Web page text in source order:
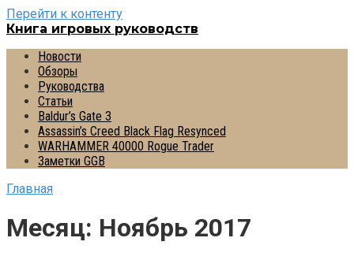
Перейти к контенту
Книга игровых руководств
Новости
Обзоры
Руководства
Статьи
Baldur’s Gate 3
Assassin’s Creed Black Flag Resynced
WARHAMMER 40000 Rogue Trader
Заметки GGB
Главная
Месяц: Ноябрь 2017